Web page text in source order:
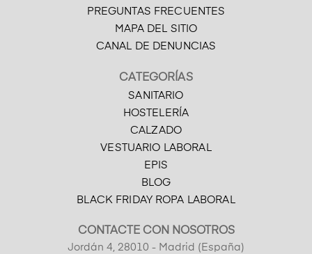
PREGUNTAS FRECUENTES
MAPA DEL SITIO
CANAL DE DENUNCIAS
CATEGORÍAS
SANITARIO
HOSTELERÍA
CALZADO
VESTUARIO LABORAL
EPIS
BLOG
BLACK FRIDAY ROPA LABORAL
CONTACTE CON NOSOTROS
Jordán 4, 28010 - Madrid (España)